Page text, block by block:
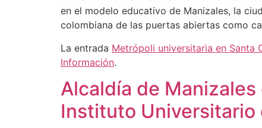
en el modelo educativo de Manizales, la
colombiana de las puertas abiertas como
La entrada Metrópoli universitaria en Santa
Información.
Alcaldía de
Instituto Universitario